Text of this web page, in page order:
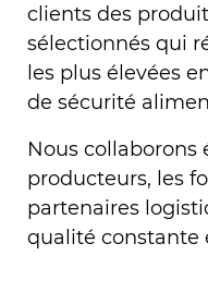
clients des
sélectionnés qui
les plus élevées
de sécurité
Nous
producteurs, les
partenaires
qualité constante